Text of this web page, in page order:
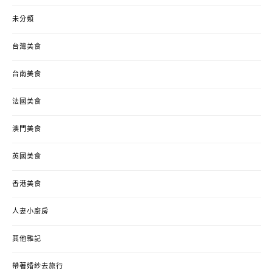
未分類
台灣美食
台南美食
法國美食
澳門美食
英國美食
香港美食
人妻小廚房
其他雜記
帶著婚紗去旅行